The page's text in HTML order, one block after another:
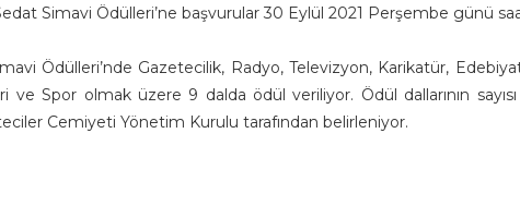
Simavi Ödülleri’ne başvurular 30 Eylül 2021 Perşembe günü
Ödülleri’nde Gazetecilik, Radyo, Televizyon, Karikatür,
ve Spor olmak üzere 9 dalda ödül veriliyor. Ödül dallarının
Cemiyeti Yönetim Kurulu tarafından belirleniyor.